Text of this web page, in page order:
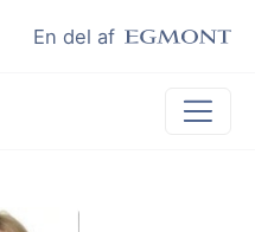
En del af